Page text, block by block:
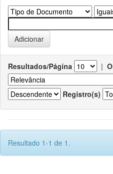
Resultados/Página |
Registro(s)
Resultado 1-1 de 1.